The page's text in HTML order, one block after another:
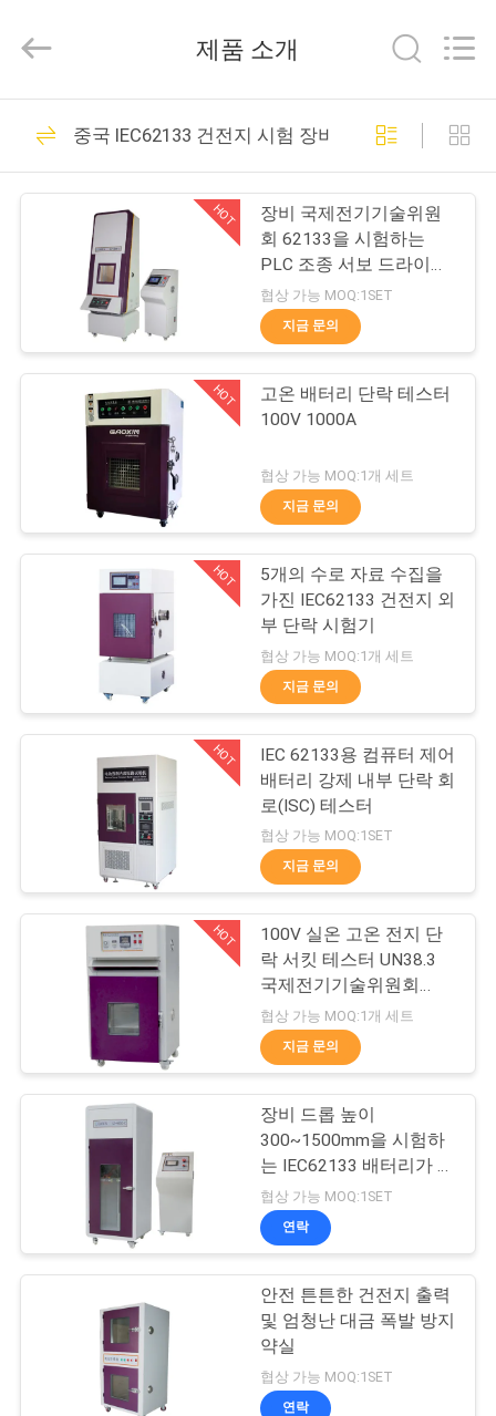
제
리
여
여
관
락
Testing
Equipment
All
Reserved.
Developed
건전지 시험 장비
163
UN38.3 배터리 시험
장비
33
IEC62133 건전지 시
험 장비
27
고무 테스트 장비
환경 테스트 챔버
80
이동 전화 시험 장비
88
제품 소개
중국 IEC62133 건전지 시험 장비
HOT
장비 국제전기기술위원
회 62133을 시험하는
PLC 조종 서보 드라이브
배터리 분쇄
협상 가능 MOQ:1SET
지금 문의
HOT
고온 배터리 단락 테스터
100V 1000A
협상 가능 MOQ:1개 세트
지금 문의
HOT
5개의 수로 자료 수집을
가진 IEC62133 건전지 외
부 단락 시험기
협상 가능 MOQ:1개 세트
지금 문의
HOT
IEC 62133용 컴퓨터 제어
배터리 강제 내부 단락 회
로(ISC) 테스터
협상 가능 MOQ:1SET
지금 문의
HOT
100V 실온 고온 전지 단
락 서킷 테스터 UN38.3
국제전기기술위원회
62133
협상 가능 MOQ:1개 세트
지금 문의
장비 드롭 높이
300~1500mm을 시험하
는 IEC62133 배터리가 급
락 시험을 받습니다
협상 가능 MOQ:1SET
연락
안전 튼튼한 건전지 출력
및 엄청난 대금 폭발 방지
약실
협상 가능 MOQ:1SET
연락